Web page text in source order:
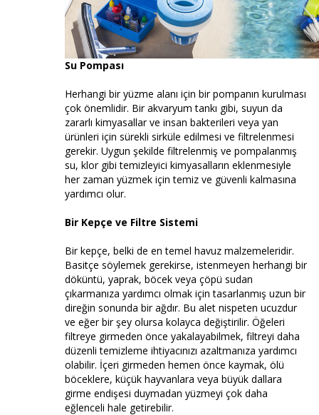
Su Pompası
Herhangi bir yüzme alanı için bir pompanın kurulması
çok önemlidir. Bir akvaryum tankı gibi, suyun da
zararlı kimyasallar ve insan bakterileri veya yan
ürünleri için sürekli sirküle edilmesi ve filtrelenmesi
gerekir. Uygun şekilde filtrelenmiş ve pompalanmış
su, klor gibi temizleyici kimyasalların eklenmesiyle
her zaman yüzmek için temiz ve güvenli kalmasına
yardımcı olur.
Bir Kepçe ve Filtre Sistemi
Bir kepçe, belki de en temel havuz malzemeleridir.
Basitçe söylemek gerekirse, istenmeyen herhangi bir
döküntü, yaprak, böcek veya çöpü sudan
çıkarmanıza yardımcı olmak için tasarlanmış uzun bir
direğin sonunda bir ağdır. Bu alet nispeten ucuzdur
ve eğer bir şey olursa kolayca değiştirilir. Öğeleri
filtreye girmeden önce yakalayabilmek, filtreyi daha
düzenli temizleme ihtiyacınızı azaltmanıza yardımcı
olabilir. İçeri girmeden hemen önce kaymak, ölü
böceklere, küçük hayvanlara veya büyük dallara
girme endişesi duymadan yüzmeyi çok daha
eğlenceli hale getirebilir.